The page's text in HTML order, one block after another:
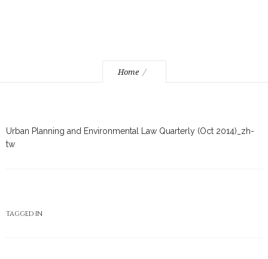
Home
Urban Planning and Environmental Law Quarterly (Oct 2014)_zh-
tw
TAGGED IN